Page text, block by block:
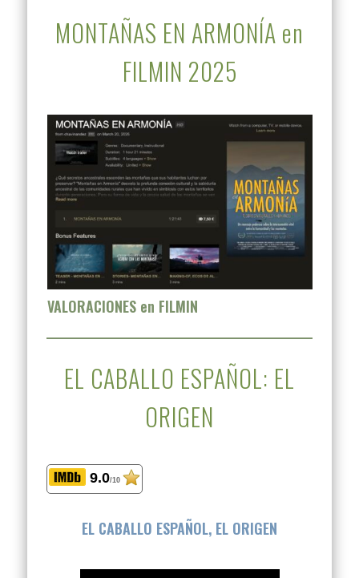
MONTAÑAS EN ARMONÍA en
FILMIN 2025
VALORACIONES en FILMIN
EL CABALLO ESPAÑOL: EL
ORIGEN
9.0/10
EL CABALLO ESPAÑOL, EL ORIGEN